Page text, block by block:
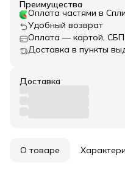
Преимущества
Оплата частями в
Удобный возврат
Оплата — картой,
Доставка в пункты
Доставка
О товаре